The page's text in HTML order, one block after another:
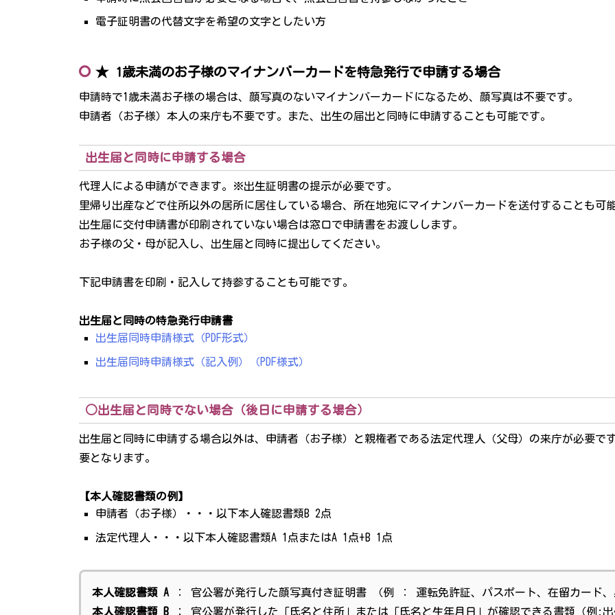
電子証明書の代替文字を希望の文字としたい方
★ 1歳未満のお子様のマイナンバーカードを特急発行で申請する場合
申請時で1歳未満お子様の場合は、顔写真のないマイナンバーカードになるため、顔写真は不要です。
申請者（お子様）本人の来庁も不要です。また、出生の届出と同時に申請することも可能です。
出生届と同時に申請する場合
代理人による申請ができます。※出生証明書の提示が必要です。
里帰り出産などで住所以外の居所に居住している場合、所在地宛にマイナンバーカードを送付することも可
出生届に交付申請書が印刷されていない場合は窓口で申請書をお渡しします。
お子様の父・母が記入し、出生届と同時に提出してください。
下記申請書を印刷・記入して持参することも可能です。
出生届と同時の特急発行申請書
出生届同時申請様式（PDF形式）
出生届同時申請様式（記入例）（PDF様式）
○出生届と同時でない場合（後日に申請する場合）
出生届と同時に申請する場合以外は、申請者（お子様）と親権者である法定代理人（父母）の来庁が必要で
要となります。
【本人確認書類の例】
申請者（お子様）・・・以下本人確認書類B 2点
法定代理人・・・以下本人確認書類A 1点またはA 1点+B 1点
本人確認書類 A
： 官公署が発行した顔写真付き証明書 （例 ： 運転免許証、パスポート、在留カード
本人確認書類 B
： 官公署が発行した「氏名と住所」または「氏名と生年月日」が確認できる書類（例: